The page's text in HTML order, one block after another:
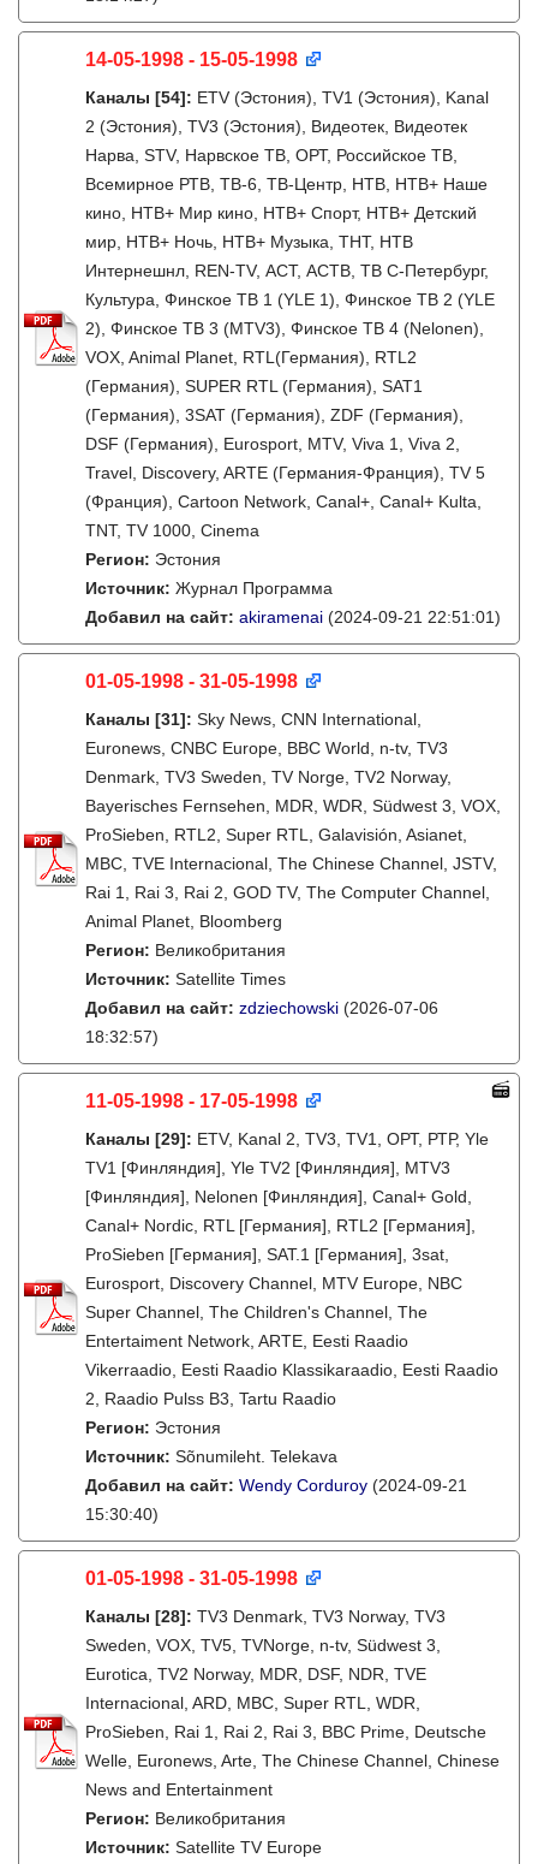
14-05-1998 - 15-05-1998
Каналы [54]: ETV (Эстония), TV1 (Эстония), Kanal
2 (Эстония), TV3 (Эстония), Видеотек, Видеотек
Нарва, STV, Нарвское ТВ, ОРТ, Российское ТВ,
Всемирное РТВ, ТВ-6, ТВ-Центр, НТВ, НТВ+ Наше
кино, НТВ+ Мир кино, НТВ+ Спорт, НТВ+ Детский
мир, НТВ+ Ночь, НТВ+ Музыка, ТНТ, НТВ
Интернешнл, REN-TV, АСТ, АСТВ, ТВ С-Петербург,
Культура, Финское ТВ 1 (YLE 1), Финское ТВ 2 (YLE
2), Финское ТВ 3 (MTV3), Финское ТВ 4 (Nelonen),
VOX, Animal Planet, RTL(Германия), RTL2
(Германия), SUPER RTL (Германия), SAT1
(Германия), 3SAT (Германия), ZDF (Германия),
DSF (Германия), Eurosport, MTV, Viva 1, Viva 2,
Travel, Discovery, ARTE (Германия-Франция), TV 5
(Франция), Cartoon Network, Canal+, Canal+ Kulta,
TNT, TV 1000, Cinema
Регион: Эстония
Источник: Журнал Программа
Добавил на сайт: akiramenai (2024-09-21 22:51:01)
01-05-1998 - 31-05-1998
Каналы [31]: Sky News, CNN International,
Euronews, CNBC Europe, BBC World, n-tv, TV3
Denmark, TV3 Sweden, TV Norge, TV2 Norway,
Bayerisches Fernsehen, MDR, WDR, Südwest 3, VOX,
ProSieben, RTL2, Super RTL, Galavisión, Asianet,
MBC, TVE Internacional, The Chinese Channel, JSTV,
Rai 1, Rai 3, Rai 2, GOD TV, The Computer Channel,
Animal Planet, Bloomberg
Регион: Великобритания
Источник: Satellite Times
Добавил на сайт: zdziechowski (2026-07-06
18:32:57)
11-05-1998 - 17-05-1998
Каналы [29]: ETV, Kanal 2, TV3, TV1, ОРТ, РТР, Yle
TV1 [Финляндия], Yle TV2 [Финляндия], MTV3
[Финляндия], Nelonen [Финляндия], Canal+ Gold,
Canal+ Nordic, RTL [Германия], RTL2 [Германия],
ProSieben [Германия], SAT.1 [Германия], 3sat,
Eurosport, Discovery Channel, MTV Europe, NBC
Super Channel, The Children's Channel, The
Entertaiment Network, ARTE, Eesti Raadio
Vikerraadio, Eesti Raadio Klassikaraadio, Eesti Raadio
2, Raadio Pulss B3, Tartu Raadio
Регион: Эстония
Источник: Sõnumileht. Telekava
Добавил на сайт: Wendy Corduroy (2024-09-21
15:30:40)
01-05-1998 - 31-05-1998
Каналы [28]: TV3 Denmark, TV3 Norway, TV3
Sweden, VOX, TV5, TVNorge, n-tv, Südwest 3,
Eurotica, TV2 Norway, MDR, DSF, NDR, TVE
Internacional, ARD, MBC, Super RTL, WDR,
ProSieben, Rai 1, Rai 2, Rai 3, BBC Prime, Deutsche
Welle, Euronews, Arte, The Chinese Channel, Chinese
News and Entertainment
Регион: Великобритания
Источник: Satellite TV Europe